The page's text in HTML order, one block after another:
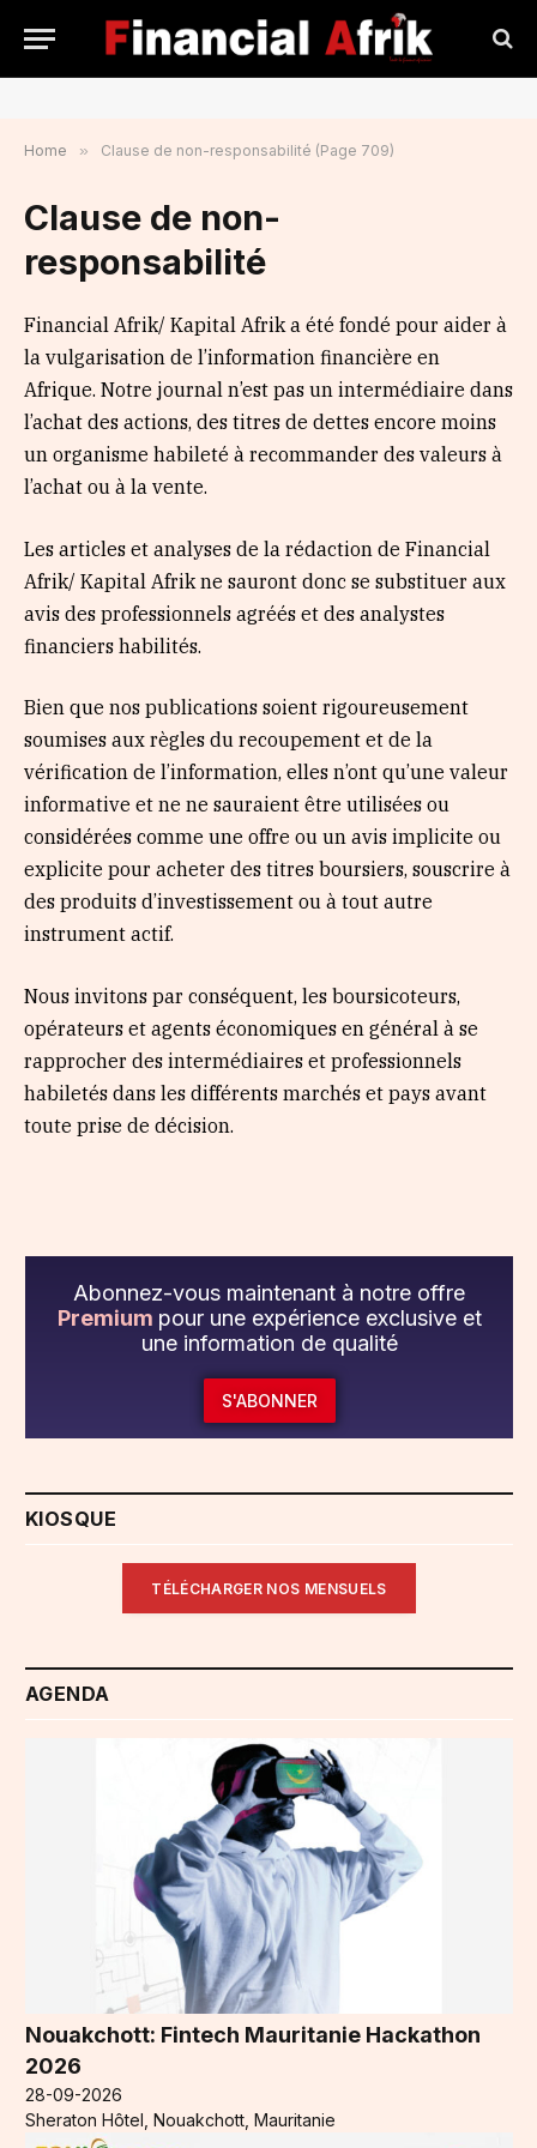
Home » Clause de non-responsabilité (Page 709)
Clause de non-
responsabilité
Financial Afrik/ Kapital Afrik a été fondé pour aider à
la vulgarisation de l’information financière en
Afrique. Notre journal n’est pas un intermédiaire dans
l’achat des actions, des titres de dettes encore moins
un organisme habileté à recommander des valeurs à
l’achat ou à la vente.
Les articles et analyses de la rédaction de Financial
Afrik/ Kapital Afrik ne sauront donc se substituer aux
avis des professionnels agréés et des analystes
financiers habilités.
Bien que nos publications soient rigoureusement
soumises aux règles du recoupement et de la
vérification de l’information, elles n’ont qu’une valeur
informative et ne ne sauraient être utilisées ou
considérées comme une offre ou un avis implicite ou
explicite pour acheter des titres boursiers, souscrire à
des produits d’investissement ou à tout autre
instrument actif.
Nous invitons par conséquent, les boursicoteurs,
opérateurs et agents économiques en général à se
rapprocher des intermédiaires et professionnels
habiletés dans les différents marchés et pays avant
toute prise de décision.
Abonnez-vous maintenant à notre offre
Premium pour une expérience exclusive et
une information de qualité
S'ABONNER
KIOSQUE
TÉLÉCHARGER NOS MENSUELS
AGENDA
Nouakchott: Fintech Mauritanie Hackathon
2026
28-09-2026
Sheraton Hôtel, Nouakchott, Mauritanie